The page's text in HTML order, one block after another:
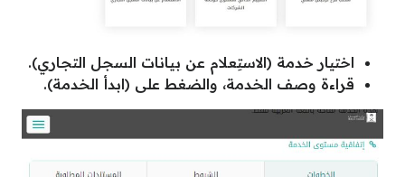
اختيار خدمة (الاستِعلام عن بيانات السجل التجاري).
قراءة وصف الخدمة، والضغط على (ابدأ الخدمة).